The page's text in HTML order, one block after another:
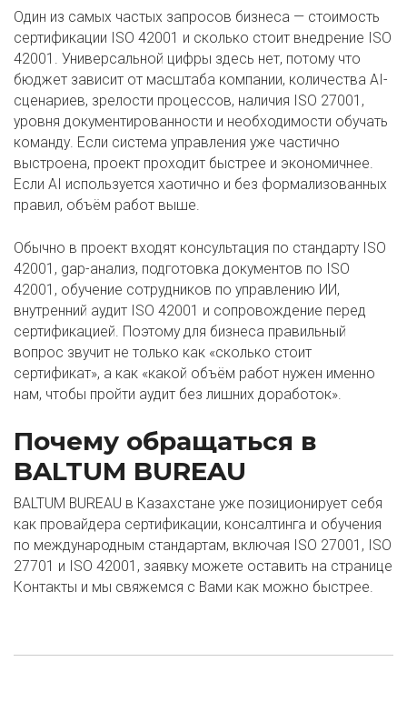
Один из самых частых запросов бизнеса — стоимость
сертификации ISO 42001 и сколько стоит внедрение ISO
42001. Универсальной цифры здесь нет, потому что
бюджет зависит от масштаба компании, количества AI-
сценариев, зрелости процессов, наличия ISO 27001,
уровня документированности и необходимости обучать
команду. Если система управления уже частично
выстроена, проект проходит быстрее и экономичнее.
Если AI используется хаотично и без формализованных
правил, объём работ выше.
Обычно в проект входят консультация по стандарту ISO
42001, gap-анализ, подготовка документов по ISO
42001, обучение сотрудников по управлению ИИ,
внутренний аудит ISO 42001 и сопровождение перед
сертификацией. Поэтому для бизнеса правильный
вопрос звучит не только как «сколько стоит
сертификат», а как «какой объём работ нужен именно
нам, чтобы пройти аудит без лишних доработок».
Почему обращаться в
BALTUM BUREAU
BALTUM BUREAU в Казахстане уже позиционирует себя
как провайдера сертификации, консалтинга и обучения
по международным стандартам, включая ISO 27001, ISO
27701 и ISO 42001, заявку можете оставить на странице
Контакты и мы свяжемся с Вами как можно быстрее.